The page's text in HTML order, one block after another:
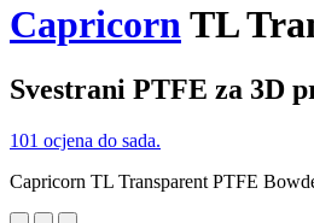
CapricornTL
Svestrani PTFE za 3D
101 ocjena do sada.
Capricorn TL Transparent PTFE